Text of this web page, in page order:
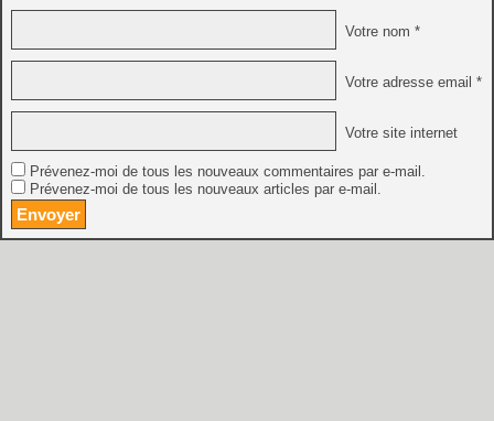
Votre nom *
Votre adresse email *
Votre site internet
Prévenez-moi de tous les nouveaux commentaires par e-mail.
Prévenez-moi de tous les nouveaux articles par e-mail.